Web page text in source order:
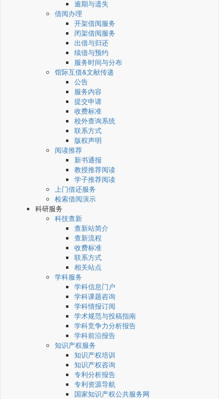
逾期与遗失
借阅办理
开架借阅服务
闭架借阅服务
出借与归还
续借与预约
服务时间与分布
馆际互借&文献传递
公告
服务内容
提交申请
收费标准
校外查询系统
联系方式
版权声明
阅读推荐
新书通报
教授推荐阅读
学子推荐阅读
上门借还服务
检索借阅演示
科研服务
科技查新
查新站简介
查新流程
收费标准
联系方式
相关站点
学科服务
学科信息门户
学科课题咨询
学科情报订阅
学术规范与投稿指南
学科竞争力分析报告
学科前沿报告
知识产权服务
知识产权培训
知识产权咨询
专利分析报告
专利资源导航
国家知识产权公共服务网